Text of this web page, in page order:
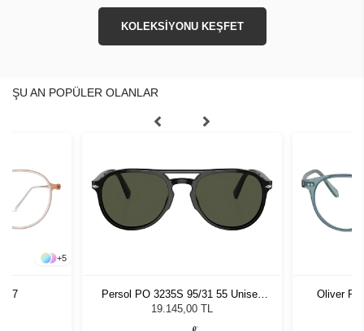
KOLEKSİYONU KEŞFET
ŞU AN POPÜLER OLANLAR
+5
47
Persol PO 3235S 95/31 55 Unisex
Güneş Gözlüğü
19.145,00 TL
Oliver